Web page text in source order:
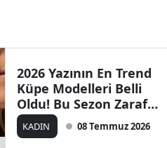
Bitlis
2026 Yazının En Trend
Küpe Modelleri Belli
Oldu! Bu Sezon Zarafet
ve Cesaret Bir Arada
KADIN 08 Temmuz 2026